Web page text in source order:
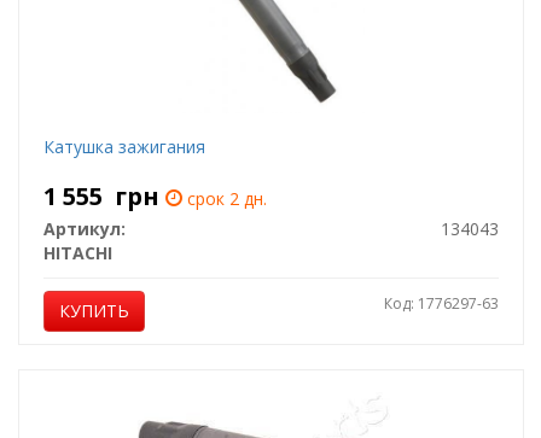
Катушка зажигания
1 555 грн
срок 2 дн.
Артикул:
134043
HITACHI
КУПИТЬ Код: 1776297-63